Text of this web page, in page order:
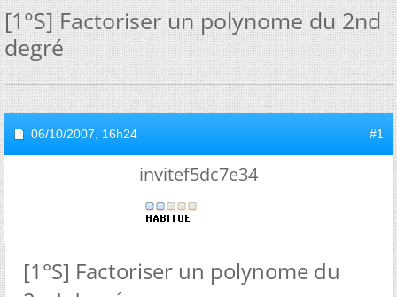
[1°S] Factoriser un polynome du 2nd
degré
06/10/2007, 16h24 #1
invitef5dc7e34
[1°S] Factoriser un polynome du